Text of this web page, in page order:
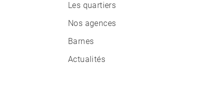
Les quartiers
Nos agences
Barnes
Actualités